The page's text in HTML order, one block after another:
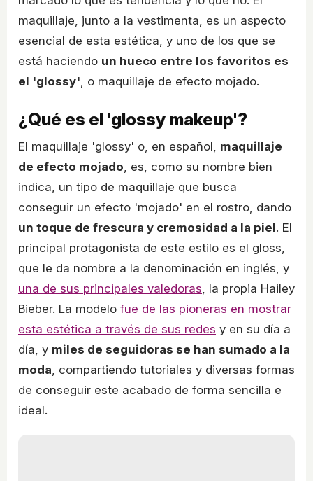
maquillaje, junto a la vestimenta, es un aspecto
esencial de esta estética, y uno de los que se
está haciendo un hueco entre los favoritos es
el 'glossy', o maquillaje de efecto mojado.
¿Qué es el 'glossy makeup'?
El maquillaje 'glossy' o, en español, maquillaje
de efecto mojado, es, como su nombre bien
indica, un tipo de maquillaje que busca
conseguir un efecto 'mojado' en el rostro, dando
un toque de frescura y cremosidad a la piel. El
principal protagonista de este estilo es el gloss,
que le da nombre a la denominación en inglés, y
una de sus principales valedoras, la propia Hailey
Bieber. La modelo fue de las pioneras en mostrar
esta estética a través de sus redes y en su día a
día, y miles de seguidoras se han sumado a la
moda, compartiendo tutoriales y diversas formas
de conseguir este acabado de forma sencilla e
ideal.